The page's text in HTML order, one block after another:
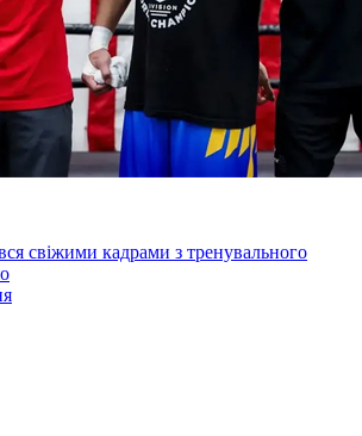
свіжими кадрами з тренувального